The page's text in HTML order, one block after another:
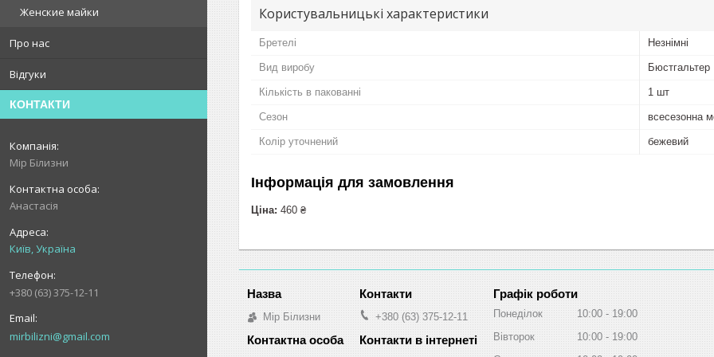
Женские майки
Про нас
Відгуки
КОНТАКТИ
Мір Білизни
Анастасія
Київ, Україна
+380 (63) 375-12-11
mirbilizni@gmail.com
Користувальницькі характеристики
Бретелі Незнімні
Вид виробу Бюстгальтер
Кількість в пакованні 1 шт
Сезон всесезонна
Колір уточнений бежевий
Інформація для замовлення
Ціна: 460 ₴
Мір Білизни +380 (63) 375-12-11
Графік роботи
Понеділок 10:00
19:00
Вівторок
10:00
19:00